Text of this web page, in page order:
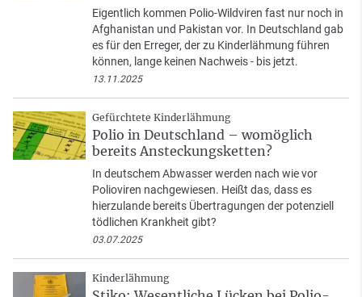
Eigentlich kommen Polio-Wildviren fast nur noch in
Afghanistan und Pakistan vor. In Deutschland gab
es für den Erreger, der zu Kinderlähmung führen
können, lange keinen Nachweis - bis jetzt.
13.11.2025
Gefürchtete Kinderlähmung
Polio in Deutschland – womöglich
bereits Ansteckungsketten?
In deutschem Abwasser werden nach wie vor
Polioviren nachgewiesen. Heißt das, dass es
hierzulande bereits Übertragungen der potenziell
tödlichen Krankheit gibt?
03.07.2025
Kinderlähmung